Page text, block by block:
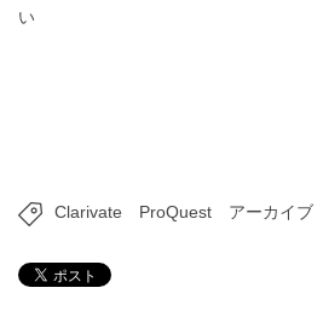
い
Clarivate ProQuest アーカイブ